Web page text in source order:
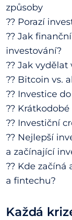
způsoby
?? Porazí
?? Jak
investování?
?? Jak
?? Bitcoin vs.
?? Investice
??
?? Investiční
?? Nejlepší
a začínající
?? Kde začíná
a fintechu?
Každá